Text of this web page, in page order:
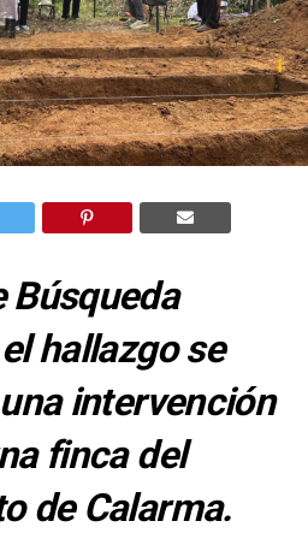
Búsqueda
hallazgo se
intervención
finca del
de Calarma.